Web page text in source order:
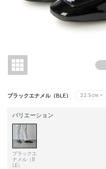
1
ブラックエナメル（BLE） 22.5cm ×
バリエーション
ブラックエ
ナメル（B
LE）